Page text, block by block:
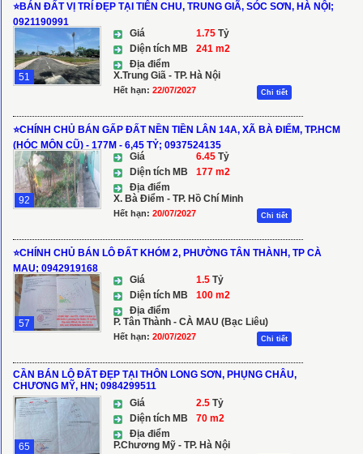
⭐️BÁN ĐẤT VỊ TRÍ ĐẸP TẠI TIÊN CHU, TRUNG GIÃ, SÓC SƠN, HÀ NỘI;
0921190991
51
Giá 1.75 Tỷ
Diện tích MB
241 m2
Địa điểm
X.Trung Giã - TP. Hà Nội
Hết hạn: 22/07/2027 Chi tiết
⭐️CHÍNH CHỦ BÁN GẤP ĐẤT NỀN TIỀN LÂN 14A, XÃ BÀ ĐIỂM, TP.HCM
(HÓC MÔN CŨ) - 177M - 6,45 TỶ; 0937524135
92
Giá 6.45 Tỷ
Diện tích MB
177 m2
Địa điểm
X. Bà Điểm - TP. Hồ Chí Minh
Hết hạn: 20/07/2027 Chi tiết
⭐️CHÍNH CHỦ BÁN LÔ ĐẤT KHÓM 2, PHƯỜNG TÂN THÀNH, TP CÀ
MAU; 0942919168
57
Giá 1.5 Tỷ
Diện tích MB
100 m2
Địa điểm
P. Tân Thành - CÀ MAU (Bạc Liêu)
Hết hạn: 20/07/2027 Chi tiết
CẦN BÁN LÔ ĐẤT ĐẸP TẠI THÔN LONG SƠN, PHỤNG CHÂU,
CHƯƠNG MỸ, HN; 0984299511
65
Giá 2.5 Tỷ
Diện tích MB
70 m2
Địa điểm
P.Chương Mỹ - TP. Hà Nội